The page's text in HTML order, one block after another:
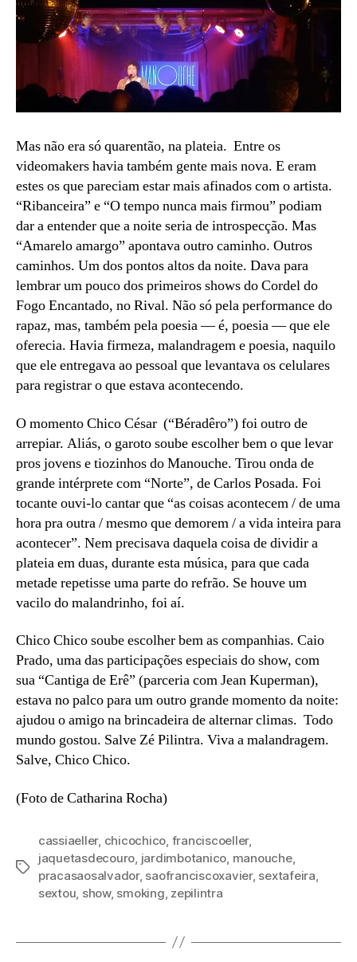
Mas não era só quarentão, na plateia. Entre os
videomakers havia também gente mais nova. E eram
estes os que pareciam estar mais afinados com o artista.
“Ribanceira” e “O tempo nunca mais firmou” podiam
dar a entender que a noite seria de introspecção. Mas
“Amarelo amargo” apontava outro caminho. Outros
caminhos. Um dos pontos altos da noite. Dava para
lembrar um pouco dos primeiros shows do Cordel do
Fogo Encantado, no Rival. Não só pela performance do
rapaz, mas, também pela poesia — é, poesia — que ele
oferecia. Havia firmeza, malandragem e poesia, naquilo
que ele entregava ao pessoal que levantava os celulares
para registrar o que estava acontecendo.
O momento Chico César (“Béradêro”) foi outro de
arrepiar. Aliás, o garoto soube escolher bem o que levar
pros jovens e tiozinhos do Manouche. Tirou onda de
grande intérprete com “Norte”, de Carlos Posada. Foi
tocante ouvi-lo cantar que “as coisas acontecem / de uma
hora pra outra / mesmo que demorem / a vida inteira para
acontecer”. Nem precisava daquela coisa de dividir a
plateia em duas, durante esta música, para que cada
metade repetisse uma parte do refrão. Se houve um
vacilo do malandrinho, foi aí.
Chico Chico soube escolher bem as companhias. Caio
Prado, uma das participações especiais do show, com
sua “Cantiga de Erê” (parceria com Jean Kuperman),
estava no palco para um outro grande momento da noite:
ajudou o amigo na brincadeira de alternar climas. Todo
mundo gostou. Salve Zé Pilintra. Viva a malandragem.
Salve, Chico Chico.
(Foto de Catharina Rocha)
Tags
cassiaeller, chicochico franciscoeller,
jaquetasdecouro jardimbotanico manouche,
pracasaosalvador, saofranciscoxavier, sextafeira
sextou show, smoking zepilintra